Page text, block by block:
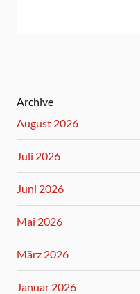
Archive
August 2026
Juli 2026
Juni 2026
Mai 2026
März 2026
Januar 2026